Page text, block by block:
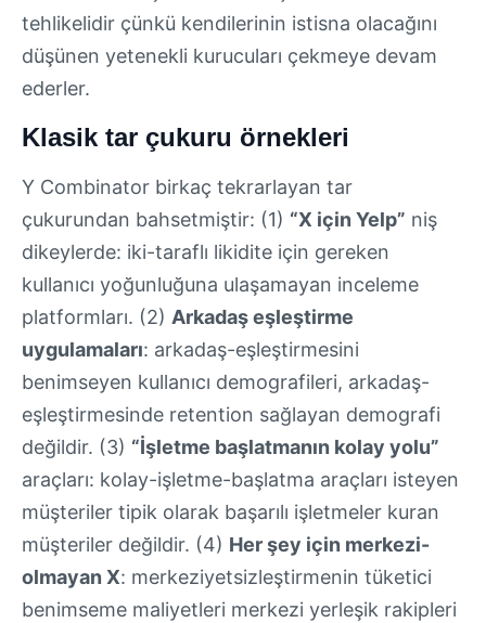
tehlikelidir çünkü kendilerinin istisna olacağını
düşünen yetenekli kurucuları çekmeye devam
ederler.
Klasik tar çukuru örnekleri
Y Combinator birkaç tekrarlayan tar
çukurundan bahsetmiştir: (1) “X için Yelp” niş
dikeylerde: iki-taraflı likidite için gereken
kullanıcı yoğunluğuna ulaşamayan inceleme
platformları. (2) Arkadaş eşleştirme
uygulamaları: arkadaş-eşleştirmesini
benimseyen kullanıcı demografileri, arkadaş-
eşleştirmesinde retention sağlayan demografi
değildir. (3) “İşletme başlatmanın kolay yolu”
araçları: kolay-işletme-başlatma araçları isteyen
müşteriler tipik olarak başarılı işletmeler kuran
müşteriler değildir. (4) Her şey için merkezi-
olmayan X: merkeziyetsizleştirmenin tüketici
benimseme maliyetleri merkezi yerleşik rakipleri